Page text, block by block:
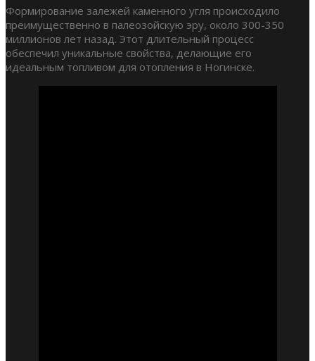
Формирование залежей каменного угля происходило
преимущественно в палеозойскую эру, около 300-350
миллионов лет назад. Этот длительный процесс
обеспечил уникальные свойства, делающие его
идеальным топливом для отопления в Ногинске.